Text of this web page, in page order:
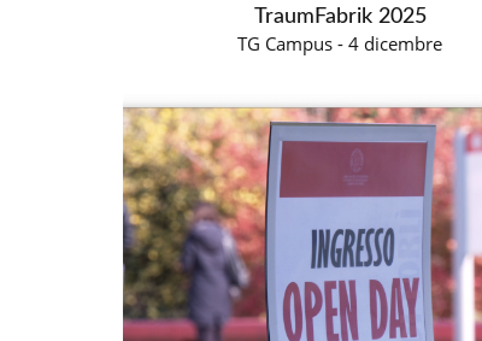
TraumFabrik 2025
TG Campus - 4 dicembre